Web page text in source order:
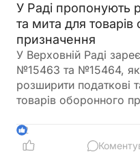
У Раді пропонують
та мита для
призначення
У Верховній Раді
№15463 та №15464,
розширити податкові
товарів оборонного
ввізного мита на
іноземними
2